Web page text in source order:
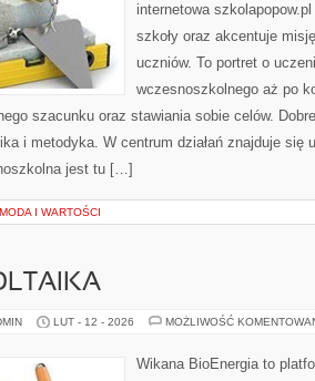
internetowa
szkoły oraz akcentuje
uczniów. To portret o
wczesnoszkolnego aż po
szacunku oraz stawiania sobie celów.
i metodyka. W centrum działań znajduje się
jest tu […]
MODA I WARTOŚCI
LUT - 12 - 2026 MOŻLIWOŚĆ
Wikana BioEnergia to